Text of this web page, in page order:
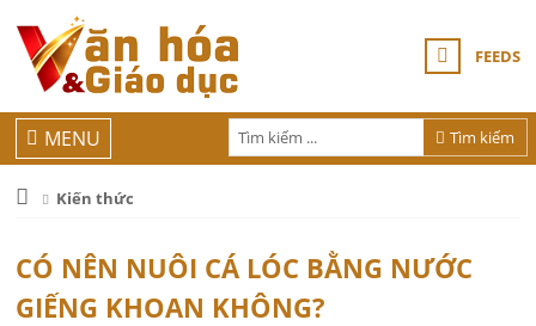
FEEDS
Tìm kiếm
MENU
Kiến thức
CÓ NÊN NUÔI CÁ LÓC BẰNG NƯỚC
GIẾNG KHOAN KHÔNG?